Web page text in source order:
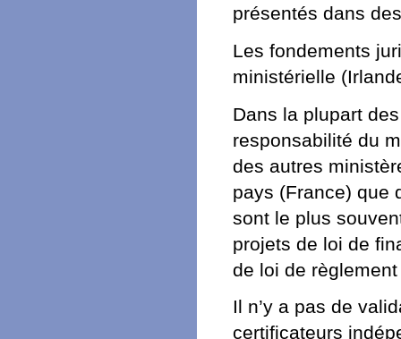
présentés dans
Les fondements
ministérielle
Dans la plupart
responsabilité du
des autres
pays (France) que
sont le plus
projets de loi de
de loi de
Il n’y a pas de
certificateurs